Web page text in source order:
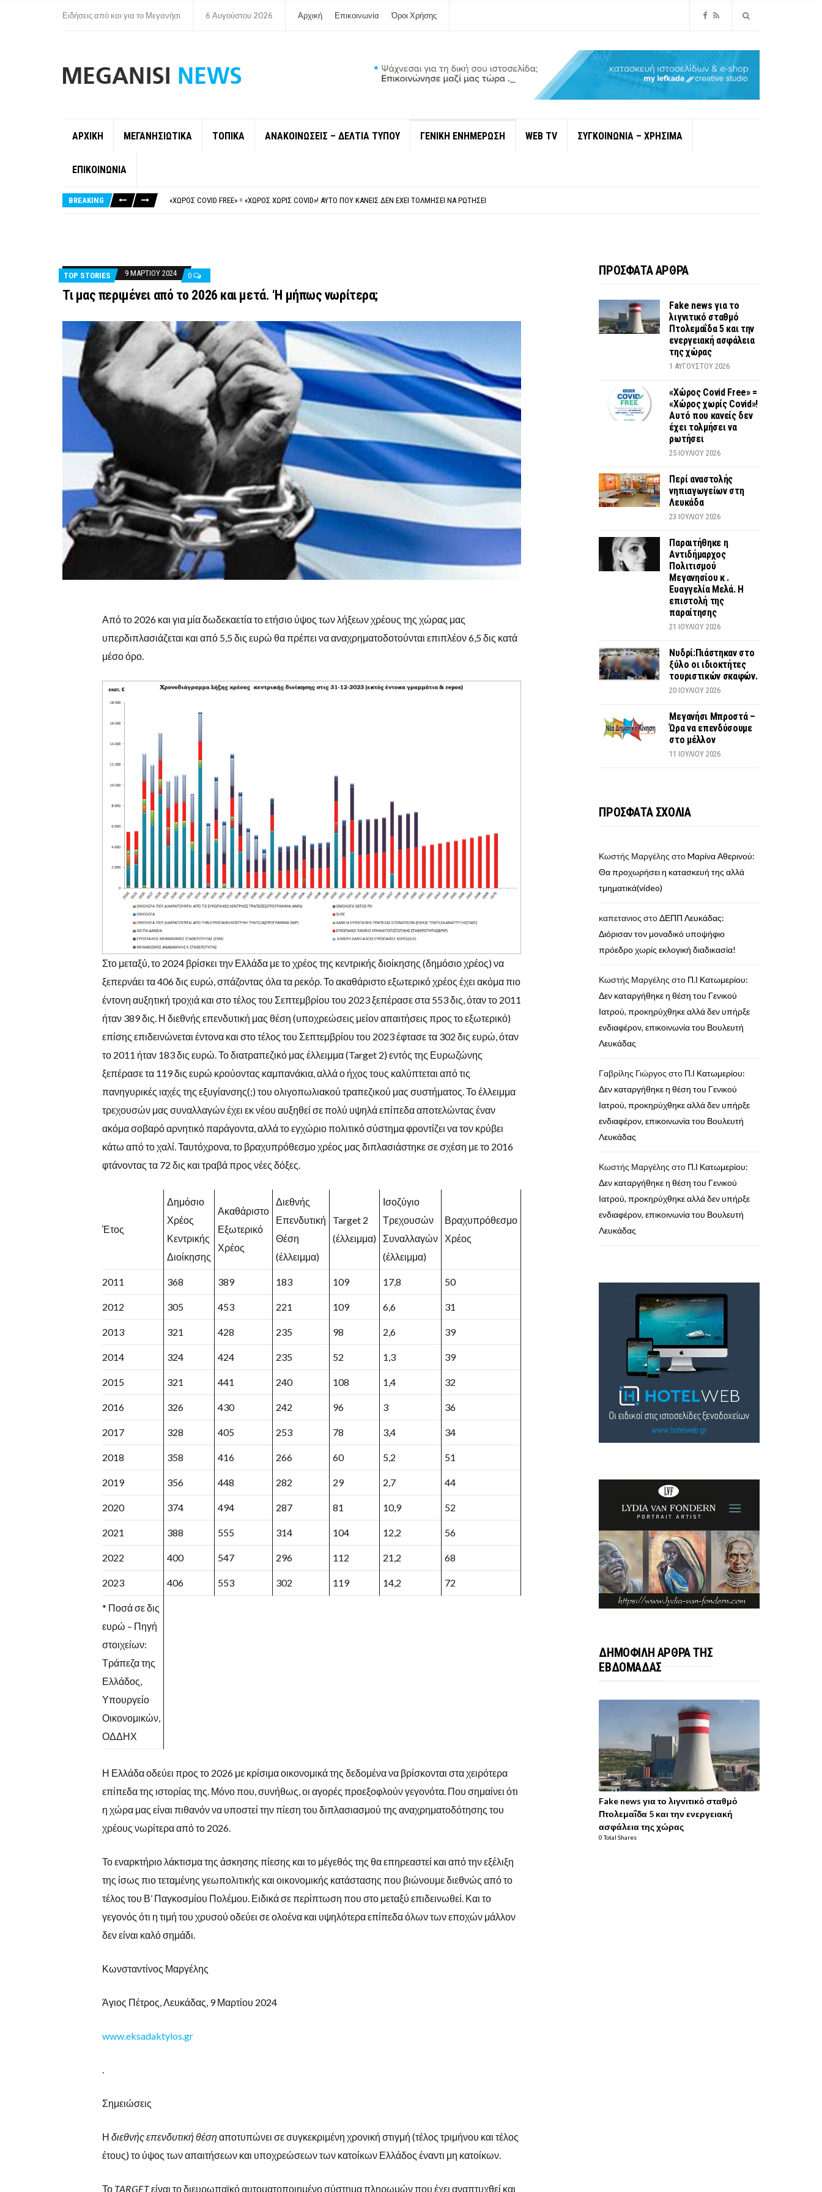
Ειδήσεις από και για το Μεγανήσι 6 Αυγούστου 2026 Αρχική Επικοινωνία Όροι Χρήσης
ΑΡΧΙΚΗ ΜΕΓΑΝΗΣΙΩΤΙΚΑ ΤΟΠΙΚΑ ΑΝΑΚΟΙΝΩΣΕΙΣ – ΔΕΛΤΙΑ ΤΥΠΟΥ ΓΕΝΙΚΗ ΕΝΗΜΕΡΩΣΗ WEB TV ΣΥΓΚΟΙΝΩΝΙΑ – ΧΡΗΣΙΜΑ
ΕΠΙΚΟΙΝΩΝΙΑ
BREAKING
«ΧΏΡΟΣ COVID FREE» = «ΧΏΡΟΣ ΧΩΡΊΣ COVID»! ΑΥΤΌ ΠΟΥ ΚΑΝΕΊΣ ΔΕΝ ΈΧΕΙ ΤΟΛΜΉΣΕΙ ΝΑ ΡΩΤΉΣΕΙ
TOP STORIES 9 ΜΑΡΤΊΟΥ 2024 0
Τι μας περιμένει από το 2026 και μετά. ‘Η μήπως νωρίτερα;
Από το 2026 και για μία δωδεκαετία το ετήσιο ύψος των λήξεων χρέους της χώρας μας
υπερδιπλασιάζεται και από 5,5 δις ευρώ θα πρέπει να αναχρηματοδοτούνται επιπλέον 6,5 δις κατά
μέσο όρο.
Στο μεταξύ, το 2024 βρίσκει την Ελλάδα με το χρέος της κεντρικής διοίκησης (δημόσιο χρέος) να
ξεπερνάει τα 406 δις ευρώ, σπάζοντας όλα τα ρεκόρ. Το ακαθάριστο εξωτερικό χρέος έχει ακόμα πιο
έντονη αυξητική τροχιά και στο τέλος του Σεπτεμβρίου του 2023 ξεπέρασε στα 553 δις, όταν το 2011
ήταν 389 δις. Η διεθνής επενδυτική μας θέση (υποχρεώσεις μείον απαιτήσεις προς το εξωτερικό)
επίσης επιδεινώνεται έντονα και στο τέλος του Σεπτεμβρίου του 2023 έφτασε τα 302 δις ευρώ, όταν
το 2011 ήταν 183 δις ευρώ. Το διατραπεζικό μας έλλειμμα (Target 2) εντός της Ευρωζώνης
ξεπέρασε τα 119 δις ευρώ κρούοντας καμπανάκια, αλλά ο ήχος τους καλύπτεται από τις
πανηγυρικές ιαχές της εξυγίανσης(;) του ολιγοπωλιακού τραπεζικού μας συστήματος. Το έλλειμμα
τρεχουσών μας συναλλαγών έχει εκ νέου αυξηθεί σε πολύ υψηλά επίπεδα αποτελώντας έναν
ακόμα σοβαρό αρνητικό παράγοντα, αλλά το εγχώριο πολιτικό σύστημα φροντίζει να τον κρύβει
κάτω από το χαλί. Ταυτόχρονα, το βραχυπρόθεσμο χρέος μας διπλασιάστηκε σε σχέση με το 2016
φτάνοντας τα 72 δις και τραβά προς νέες δόξες.
Έτος
Δημόσιο
Χρέος
Κεντρικής
Διοίκησης
Ακαθάριστο
Εξωτερικό
Χρέος
Διεθνής
Επενδυτική
Θέση
(έλλειμμα)
Target 2
(έλλειμμα)
Ισοζύγιο
Τρεχουσών
Συναλλαγών
(έλλειμμα)
Βραχυπρόθεσμο
Χρέος
2011 368 389 183 109 17,8 50
2012 305 453 221 109 6,6 31
2013 321 428 235 98 2,6 39
2014 324 424 235 52 1,3 39
2015 321 441 240 108 1,4 32
2016 326 430 242 96 3 36
2017 328 405 253 78 3,4 34
2018 358 416 266 60 5,2 51
2019 356 448 282 29 2,7 44
2020 374 494 287 81 10,9 52
2021 388 555 314 104 12,2 56
2022 400 547 296 112 21,2 68
2023 406 553 302 119 14,2 72
* Ποσά σε δις
ευρώ – Πηγή
στοιχείων:
Τράπεζα της
Ελλάδος,
Υπουργείο
Οικονομικών,
ΟΔΔΗΧ
Η Ελλάδα οδεύει προς το 2026 με κρίσιμα οικονομικά της δεδομένα να βρίσκονται στα χειρότερα
επίπεδα της ιστορίας της. Μόνο που, συνήθως, οι αγορές προεξοφλούν γεγονότα. Που σημαίνει ότι
η χώρα μας είναι πιθανόν να υποστεί την πίεση του διπλασιασμού της αναχρηματοδότησης του
χρέους νωρίτερα από το 2026.
Το εναρκτήριο λάκτισμα της άσκησης πίεσης και το μέγεθός της θα επηρεαστεί και από την εξέλιξη
της ίσως πιο τεταμένης γεωπολιτικής και οικονομικής κατάστασης που βιώνουμε διεθνώς από το
τέλος του Β’ Παγκοσμίου Πολέμου. Ειδικά σε περίπτωση που στο μεταξύ επιδεινωθεί. Και το
γεγονός ότι η τιμή του χρυσού οδεύει σε ολοένα και υψηλότερα επίπεδα όλων των εποχών μάλλον
δεν είναι καλό σημάδι.
Κωνσταντίνος Μαργέλης
Άγιος Πέτρος, Λευκάδας, 9 Μαρτίου 2024
www.eksadaktylos.gr
.
Σημειώσεις
Η διεθνής επενδυτική θέσηαποτυπώνει σε συγκεκριμένη χρονική στιγμή (τέλος τριμήνου και τέλος
έτους) το ύψος των απαιτήσεων και υποχρεώσεων των κατοίκων Ελλάδος έναντι μη κατοίκων.
Το TARGETείναι το διευρωπαϊκό αυτοματοποιημένο σύστημα πληρωμών που έχει αναπτυχθεί και
ΠΡΟΣΦΑΤΑ ΑΡΘΡΑ
Fake news για το
λιγνιτικό σταθμό
Πτολεμαΐδα 5 και την
ενεργειακή ασφάλεια
της χώρας
1 ΑΥΓΟΎΣΤΟΥ 2026
«Χώρος Covid Free» =
«Χώρος χωρίς Covid»!
Αυτό που κανείς δεν
έχει τολμήσει να
ρωτήσει
25 ΙΟΥΛΊΟΥ 2026
Περί αναστολής
νηπιαγωγείων στη
Λευκάδα
23 ΙΟΥΛΊΟΥ 2026
Παραιτήθηκε η
Αντιδήμαρχος
Πολιτισμού
Μεγανησίου κ .
Ευαγγελία Μελά. Η
επιστολή της
παραίτησης
21 ΙΟΥΛΊΟΥ 2026
Νυδρί:Πιάστηκαν στο
ξύλο οι ιδιοκτήτες
τουριστικών σκαφών.
20 ΙΟΥΛΊΟΥ 2026
Μεγανήσι Μπροστά –
Ώρα να επενδύσουμε
στο μέλλον
11 ΙΟΥΛΊΟΥ 2026
ΠΡΟΣΦΑΤΑ ΣΧΟΛΙΑ
Κωστής Μαργέλης στοMαρίνα Αθερινού:
Θα προχωρήσει η κατασκευή της αλλά
τμηματικά(video)
καπετανιος στοΔΕΠΠ Λευκάδας:
Διόρισαν τον μοναδικό υποψήφιο
πρόεδρο χωρίς εκλογική διαδικασία!
Κωστής Μαργέλης στο Π.Ι Κατωμερίου:
Δεν καταργήθηκε η θέση του Γενικού
Ιατρού, προκηρύχθηκε αλλά δεν υπήρξε
ενδιαφέρον, επικοινωνία του Βουλευτή
Λευκάδας
Γαβρίλης Γιώργος στο Π.Ι Κατωμερίου:
Δεν καταργήθηκε η θέση του Γενικού
Ιατρού, προκηρύχθηκε αλλά δεν υπήρξε
ενδιαφέρον, επικοινωνία του Βουλευτή
Λευκάδας
Κωστής Μαργέλης στο Π.Ι Κατωμερίου:
Δεν καταργήθηκε η θέση του Γενικού
Ιατρού, προκηρύχθηκε αλλά δεν υπήρξε
ενδιαφέρον, επικοινωνία του Βουλευτή
Λευκάδας
ΔΗΜΟΦΙΛΗ ΑΡΘΡΑ ΤΗΣ
ΕΒΔΟΜΑΔΑΣ
Fake news για το λιγνιτικό σταθμό
Πτολεμαΐδα 5 και την ενεργειακή
ασφάλεια της χώρας
0 Total Shares